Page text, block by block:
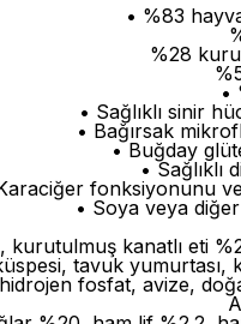
• %83
%28
•
• Sağlıklı sinir
• Bağırsak
• Buğday
• Sağlıklı
fonksiyonunu
• Soya veya
kurutulmuş kanatlı eti
tavuk
fosfat, avize,